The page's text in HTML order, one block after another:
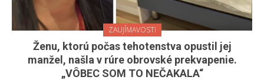
ZAUJÍMAVOSTI
Ženu, ktorú počas tehotenstva opustil jej
manžel, našla v rúre obrovské prekvapenie.
„VÔBEC SOM TO NEČAKALA“